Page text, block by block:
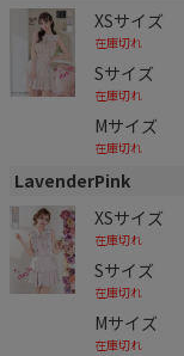
XSサイズ
在庫切れ
Sサイズ
在庫切れ
Mサイズ
在庫切れ
LavenderPink
XSサイズ
在庫切れ
Sサイズ
在庫切れ
Mサイズ
在庫切れ